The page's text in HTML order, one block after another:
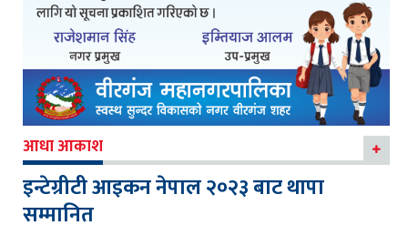
आधा आकाश
इन्टेग्रीटी आइकन नेपाल २०२३ बाट थापा
सम्मानित